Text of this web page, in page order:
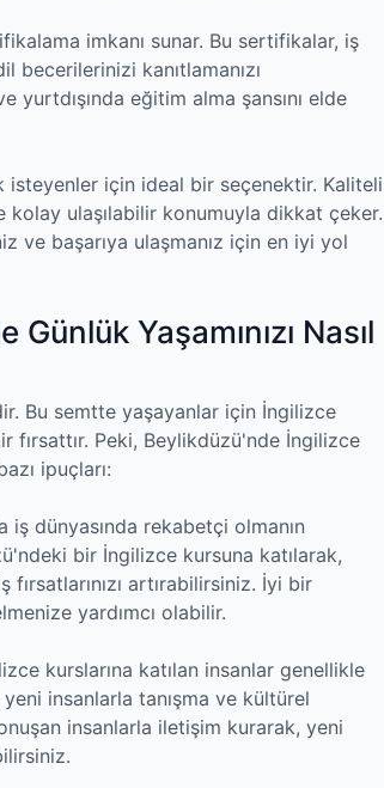
imkanı sunar. Bu sertifikalar, iş
becerilerinizi kanıtlamanızı
yurtdışında eğitim alma şansını elde
için ideal bir seçenektir. Kaliteli
ulaşılabilir konumuyla dikkat çeker.
ve başarıya ulaşmanız için en iyi yol
Yaşamınızı Nasıl
Bu semtte yaşayanlar için İngilizce
fırsattır. Peki, Beylikdüzü'nde İngilizce
ipuçları:
iş dünyasında rekabetçi olmanın
bir İngilizce kursuna katılarak,
artırabilirsiniz. İyi bir
yardımcı olabilir.
kurslarına katılan insanlar genellikle
insanlarla tanışma ve kültürel
insanlarla iletişim kurarak, yeni